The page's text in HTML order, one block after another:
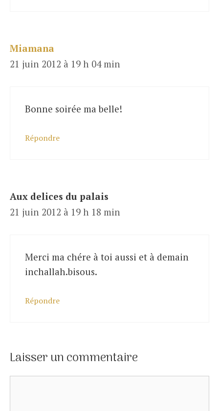
Miamana
21 juin 2012 à 19 h 04 min
Bonne soirée ma belle!
Répondre
Aux delices du palais
21 juin 2012 à 19 h 18 min
Merci ma chére à toi aussi et à demain
inchallah.bisous.
Répondre
Laisser un commentaire